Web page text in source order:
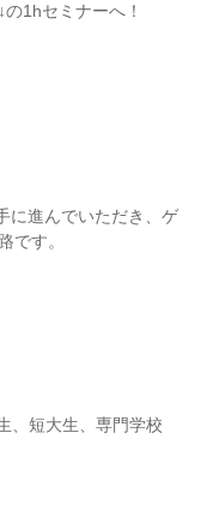
1hセミナーへ！
に進んでいただき、ゲ
です。
、短大生、専門学校